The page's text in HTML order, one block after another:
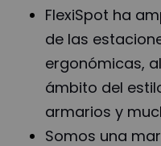
FlexiSpot ha
de las
ergonómicas,
ámbito del
armarios y
Somos una